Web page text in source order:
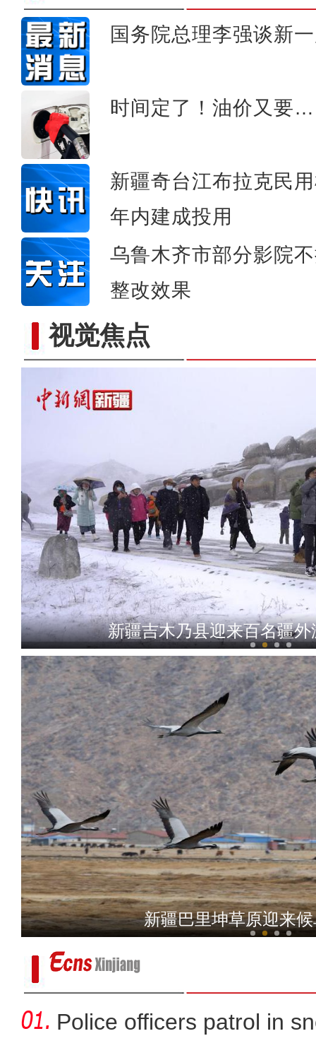
国务院总理李强谈新
时间定了！油价又要
新疆奇台江布拉克民
年内建成投用
乌鲁木齐市部分影院
整改效果
视觉焦点新疆巴楚县：瓜果启用滴
新疆吉木乃县迎来百名疆
新疆昆玉市：昆仑山下群
新疆巴里坤草原迎来
Police officers patrol in